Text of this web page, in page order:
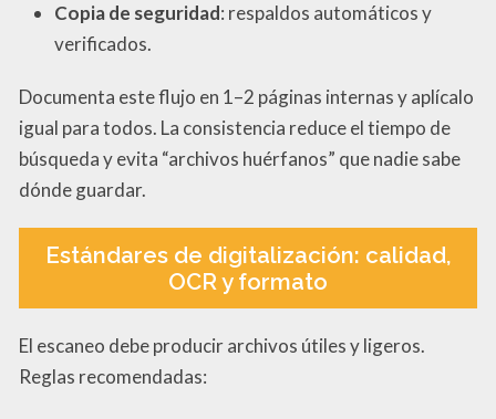
Copia de seguridad: respaldos automáticos y
verificados.
Documenta este flujo en 1–2 páginas internas y aplícalo
igual para todos. La consistencia reduce el tiempo de
búsqueda y evita “archivos huérfanos” que nadie sabe
dónde guardar.
Estándares de digitalización: calidad,
OCR y formato
El escaneo debe producir archivos útiles y ligeros.
Reglas recomendadas: